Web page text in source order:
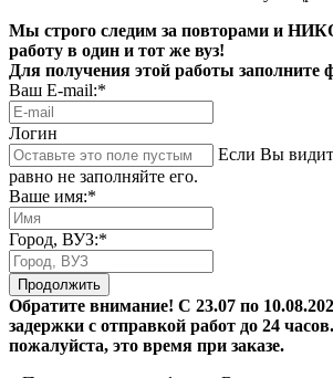
Мы строго следим за повторами и
работу в один и тот же вуз!
Для получения этой работы заполните
Ваш E-mail:*
Логин
Если Вы
равно не заполняйте его.
Ваше имя:*
Город, ВУЗ:*
Продолжить
Обратите внимание! С 23.07 по
задержки с отправкой работ до 24
пожалуйста, это время при заказе.